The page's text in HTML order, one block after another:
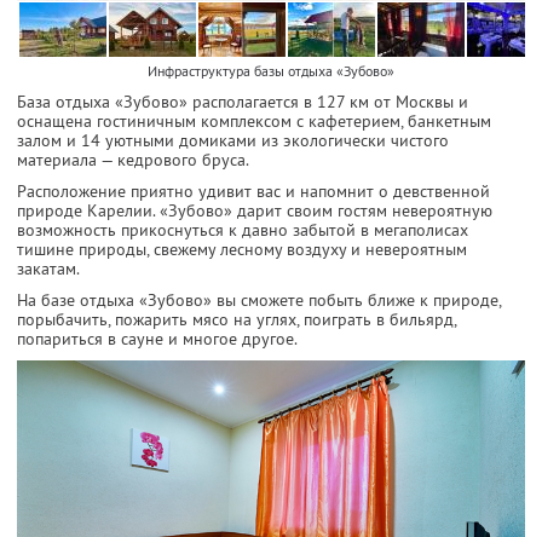
Инфраструктура базы отдыха «Зубово»
База отдыха «Зубово» располагается в 127 км от Москвы и
оснащена гостиничным комплексом с кафетерием, банкетным
залом и 14 уютными домиками из экологически чистого
материала — кедрового бруса.
Расположение приятно удивит вас и напомнит о девственной
природе Карелии. «Зубово» дарит своим гостям невероятную
возможность прикоснуться к давно забытой в мегаполисах
тишине природы, свежему лесному воздуху и невероятным
закатам.
На базе отдыха «Зубово» вы сможете побыть ближе к природе,
порыбачить, пожарить мясо на углях, поиграть в бильярд,
попариться в сауне и многое другое.